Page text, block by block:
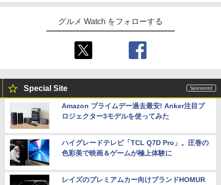
グルメ Watch をフォローする
Special Site
Amazon プライムデー過去最安! Anker注目プ
ロジェクター3モデルを使ってみた
ハイグレードテレビ「TCL Q7D Pro」。圧巻の
色彩美で映画＆ゲームが極上体験に
レイズのプレミアムカー向けブランドHOMUR